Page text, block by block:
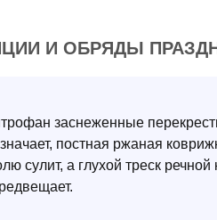
И ОБРЯДЫ
заснеженные
постная ржаная
сулит, а глухой треск